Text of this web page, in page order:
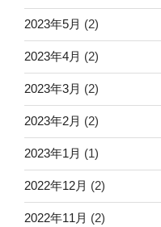
2023年5月 (2)
2023年4月 (2)
2023年3月 (2)
2023年2月 (2)
2023年1月 (1)
2022年12月 (2)
2022年11月 (2)